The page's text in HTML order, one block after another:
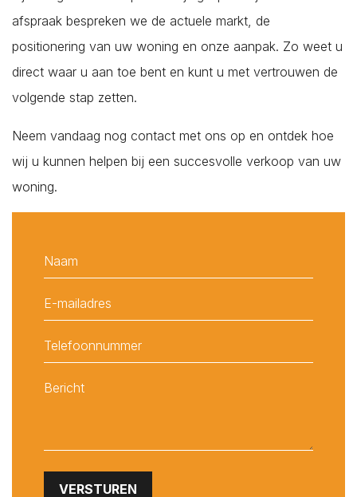
afspraak bespreken we de actuele markt, de
positionering van uw woning en onze aanpak. Zo weet u
direct waar u aan toe bent en kunt u met vertrouwen de
volgende stap zetten.
Neem vandaag nog contact met ons op en ontdek hoe
wij u kunnen helpen bij een succesvolle verkoop van uw
woning.